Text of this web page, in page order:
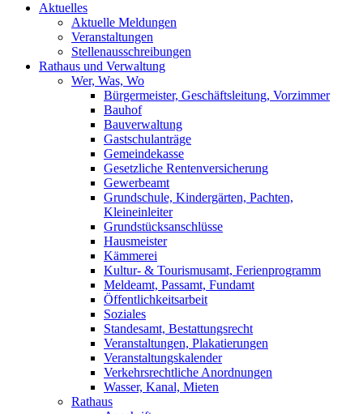
Aktuelles
Aktuelle Meldungen
Veranstaltungen
Stellenausschreibungen
Rathaus und Verwaltung
Wer, Was, Wo
Bürgermeister, Geschäftsleitung, Vorzimmer
Bauhof
Bauverwaltung
Gastschulanträge
Gemeindekasse
Gesetzliche Rentenversicherung
Gewerbeamt
Grundschule, Kindergärten, Pachten,
Kleineinleiter
Grundstücksanschlüsse
Hausmeister
Kämmerei
Kultur- & Tourismusamt, Ferienprogramm
Meldeamt, Passamt, Fundamt
Öffentlichkeitsarbeit
Soziales
Standesamt, Bestattungsrecht
Veranstaltungen, Plakatierungen
Veranstaltungskalender
Verkehrsrechtliche Anordnungen
Wasser, Kanal, Mieten
Rathaus